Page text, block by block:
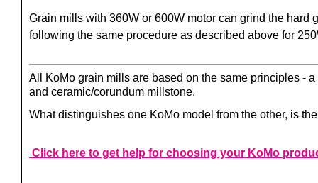
Grain mills with 360W or 600W motor can grind the
following the same procedure as described above for
All KoMo grain mills are based on the same principles -
and ceramic/corundum millstone.
What distinguishes one KoMo model from the other, is
Click here to get help for choosing your KoMo